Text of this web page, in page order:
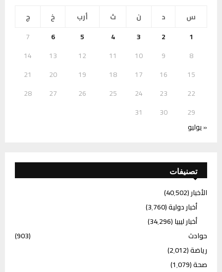
س
د ن ث أرب خ
ج
1
2
3
4
5
6
7
8
9
10
11
12
13
14
15
16
17
18
19
20
21
22
23
24
25
26
27
28
29
30
31
« يوليو
تصنيفات
الأخبار(40٬502)
أخبار دولية(3٬760)
أخبار ليبيا(34٬296)
حوادث
(903)
رياضة(2٬012)
صحة(1٬079)